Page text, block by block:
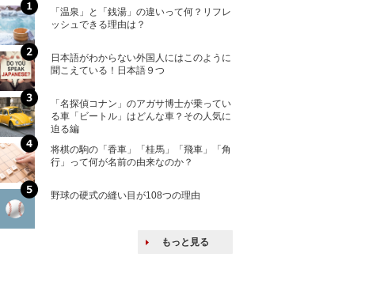
「温泉」と「銭湯」の違いって何？リフレ
ッシュできる理由は？
日本語がわからない外国人にはこのように
聞こえている！日本語９つ
「名探偵コナン」のアガサ博士が乗ってい
る車「ビートル」はどんな車？その人気に
迫る編
将棋の駒の「香車」「桂馬」「飛車」「角
行」って何が名前の由来なのか？
野球の硬式の縫い目が108つの理由
もっと見る